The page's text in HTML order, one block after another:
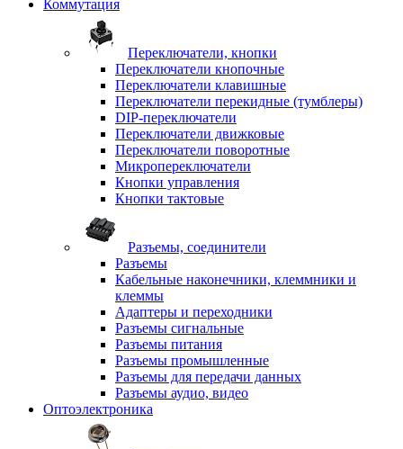
Коммутация
Переключатели, кнопки
Переключатели кнопочные
Переключатели клавишные
Переключатели перекидные (тумблеры)
DIP-переключатели
Переключатели движковые
Переключатели поворотные
Микропереключатели
Кнопки управления
Кнопки тактовые
Разъемы, соединители
Разъемы
Кабельные наконечники, клеммники и
клеммы
Адаптеры и переходники
Разъемы сигнальные
Разъемы питания
Разъемы промышленные
Разъемы для передачи данных
Разъемы аудио, видео
Оптоэлектроника